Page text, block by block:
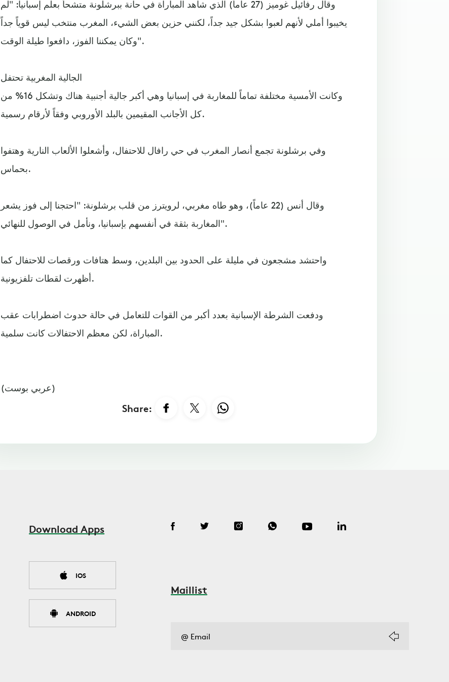
وقال رفائيل غوميز (27 عاماً) الذي شاهد المباراة في حانة ببرشلونة متشحاً بعلم إسبانيا: "لم
يخيبوا أملي لأنهم لعبوا بشكل جيد جداً، لكنني حزين بعض الشيء، المغرب منتخب ليس قوياً جداً
وكان يمكننا الفوز، دافعوا طيلة الوقت".
الجالية المغربية تحتفل
وكانت الأمسية مختلفة تماماً للمغاربة في إسبانيا وهي أكبر جالية أجنبية هناك وتشكل 16% من
كل الأجانب المقيمين بالبلد الأوروبي وفقاً لأرقام رسمية.
وفي برشلونة تجمع أنصار المغرب في حي رافال للاحتفال، وأشعلوا الألعاب النارية وهتفوا
بحماس.
وقال أنس (22 عاماً)، وهو طاه مغربي، لرويترز من قلب برشلونة: "احتجنا إلى فوز يشعر
المغاربة بثقة في أنفسهم بإسبانيا، ونأمل في الوصول للنهائي".
واحتشد مشجعون في مليلة على الحدود بين البلدين، وسط هتافات ورقصات للاحتفال كما
أظهرت لقطات تلفزيونية.
ودفعت الشرطة الإسبانية بعدد أكبر من القوات للتعامل في حالة حدوث اضطرابات عقب
المباراة، لكن معظم الاحتفالات كانت سلمية.
(عربي بوست)
Share:
Download Apps
IOS
ANDROID
Maillist